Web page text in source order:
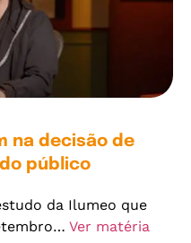
na decisão de
público
da Ilumeo que
Ver matéria